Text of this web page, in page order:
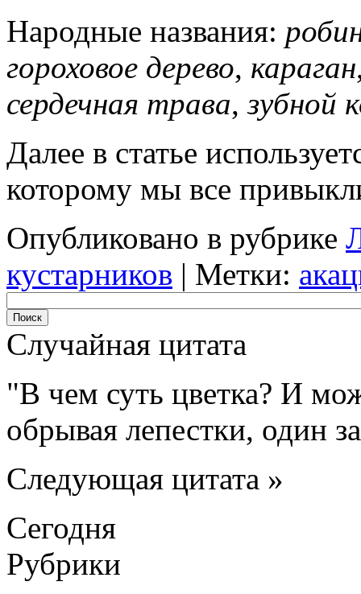
Народные названия:
гороховое дерево, караган
сердечная трава,зубной
Далее в статье
которому мы все
Опубликовано в рубрике
кустарников | Метки:
Случайная цитата
В чем суть цветка? И
обрывая лепестки, один
Следующая цитата »
Сегодня
Рубрики